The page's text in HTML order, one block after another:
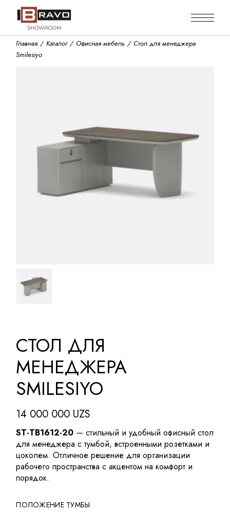
Главная Каталог Офисная мебель
Стол для менеджера
Smilesiyo
СТОЛ ДЛЯ
МЕНЕДЖЕРА
SMILESIYO
14 000 000 UZS
ST-TB1612-20 — стильный и удобный офисный стол
для менеджера с тумбой, встроенными розетками и
цоколем. Отличное решение для организации
рабочего пространства с акцентом на комфорт и
порядок.
ПОЛОЖЕНИЕ ТУМБЫ